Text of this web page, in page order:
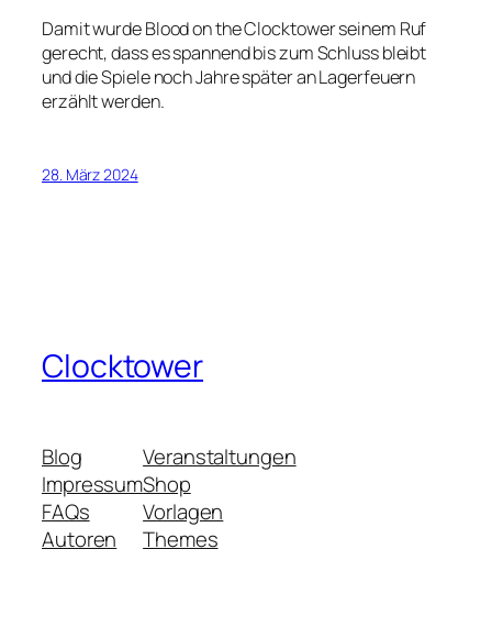
Damit wurde Blood on the Clocktower seinem Ruf
gerecht, dass es spannend bis zum Schluss bleibt
und die Spiele noch Jahre später an Lagerfeuern
erzählt werden.
28. März 2024
Clocktower
Blog
Impressum
FAQs
Autoren
Veranstaltungen
Shop
Vorlagen
Themes